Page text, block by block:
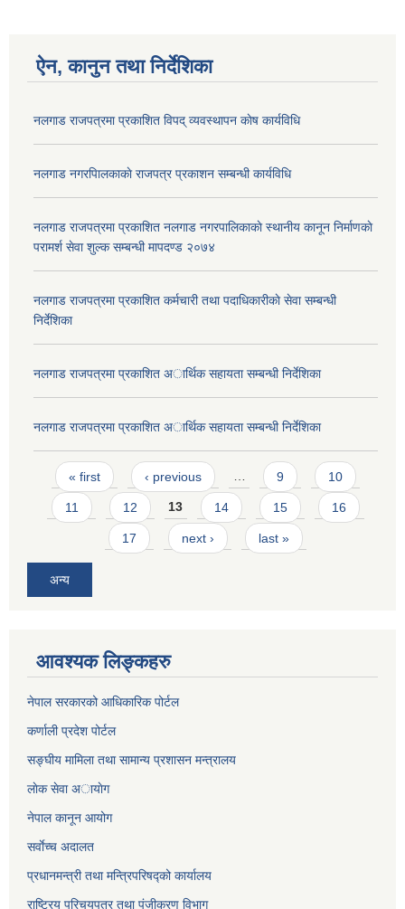
ऐन, कानुन तथा निर्देशिका
नलगाड राजपत्रमा प्रकाशित विपद् व्यवस्थापन काेष कार्यविधि
नलगाड नगरपािलकाकाे राजपत्र प्रकाशन सम्बन्धी कार्यविधि
नलगाड राजपत्रमा प्रकाशित नलगाड नगरपालिकाकाे स्थानीय कानून निर्माणकाे
परामर्श सेवा शुल्क सम्बन्धी मापदण्ड २०७४
नलगाड राजपत्रमा प्रकाशित कर्मचारी तथा पदाधिकारीकाे सेवा सम्बन्धी
निर्देशिका
नलगाड राजपत्रमा प्रकाशित अार्थिक सहायता सम्बन्धी निर्देशिका
नलगाड राजपत्रमा प्रकाशित अार्थिक सहायता सम्बन्धी निर्देशिका
Pages
« first ‹ previous … 9 10
11 12 13 14 15 16
17 next › last »
अन्य
आवश्यक लिङ्कहरु
नेपाल सरकारको आधिकारिक पोर्टल
कर्णाली प्रदेश पोर्टल
सङ्घीय मामिला तथा सामान्य प्रशासन मन्त्रालय
लाेक सेवा अायाेग
नेपाल कानून आयोग
सर्वाेच्च अदालत
प्रधानमन्त्री तथा मन्त्रिपरिषद्को कार्यालय
राष्ट्रिय परिचयपत्र तथा पंजीकरण विभाग